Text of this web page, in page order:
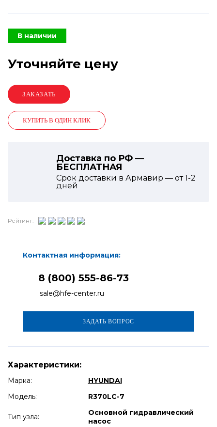
В наличии
Уточняйте цену
КУПИТЬ В ОДИН КЛИК
Доставка по РФ —
БЕСПЛАТНАЯ
Срок доставки в Армавир — от1-2
дней
Рейтинг:
Контактная информация:
8 (800) 555-86-73
sale@hfe-center.ru
Характеристики:
Марка:
HYUNDAI
Модель:
R370LC-7
Тип узла:
Основной гидравлический
насос